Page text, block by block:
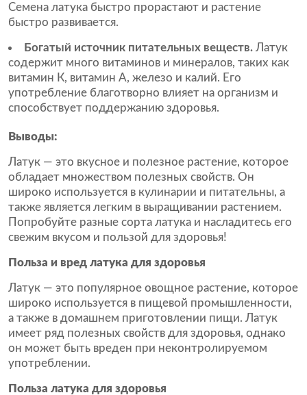
Семена латука быстро прорастают и растение
быстро развивается.
Богатый источник питательных веществ. Латук
содержит много витаминов и минералов, таких как
витамин К, витамин А, железо и калий. Его
употребление благотворно влияет на организм и
способствует поддержанию здоровья.
Выводы:
Латук — это вкусное и полезное растение, которое
обладает множеством полезных свойств. Он
широко используется в кулинарии и питательны, а
также является легким в выращивании растением.
Попробуйте разные сорта латука и насладитесь его
свежим вкусом и пользой для здоровья!
Польза и вред латука для здоровья
Латук — это популярное овощное растение, которое
широко используется в пищевой промышленности,
а также в домашнем приготовлении пищи. Латук
имеет ряд полезных свойств для здоровья, однако
он может быть вреден при неконтролируемом
употреблении.
Польза латука для здоровья